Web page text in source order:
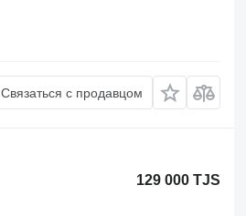
Связаться с продавцом
129 000 TJS